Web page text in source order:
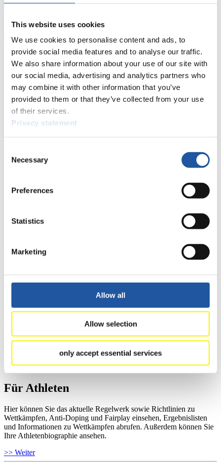
This website uses cookies
We use cookies to personalise content and ads, to
provide social media features and to analyse our traffic.
We also share information about your use of our site with
our social media, advertising and analytics partners who
may combine it with other information that you’ve
provided to them or that they’ve collected from your use
of their services.
Privacy statement
Selection
Necessary
Preferences
Statistics
Marketing
Allow all
Allow selection
only accept essential services
Für Presse- und Medienvertreter
Hier finden Sie Informationen für Presse- und Medienvertreter. Sie
haben Zugriff auf Athletenbiographien und Informationen zu
Wettkämpfen. Außerdem können Sie Ihre Medienakkreditierung
beantragen, die Grundregeln des Rennrodelsports einsehen und
Hier können Sie sich über allgemeine Neuigkeiten informieren, das
Ausschreibungen für Wettkämpfe herunterladen, sowie auf die
Für Ausrichter
Hier können Sie das aktuelle Regelwerk sowie Richtlinien zu
Wettkämpfen, Anti-Doping und Fairplay einsehen, sich über
Kontaktpersonen für Wettkämpfe und Sponsoren informieren,
Für Athleten
Hier können Sie das aktuelle Regelwerk sowie Richtlinien zu
Wettkämpfen, Anti-Doping und Fairplay einsehen, Ergebnislisten
und Informationen zu Wettkämpfen abrufen. Außerdem können Sie
Ihre Athletenbiographie ansehen.
>> Weiter